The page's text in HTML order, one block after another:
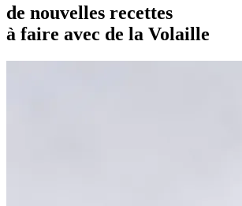
de nouvelles recettes
à faire avec de la Volaille